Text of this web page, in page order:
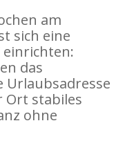
am
sich eine
einrichten:
das
Urlaubsadresse
Ort stabiles
ohne